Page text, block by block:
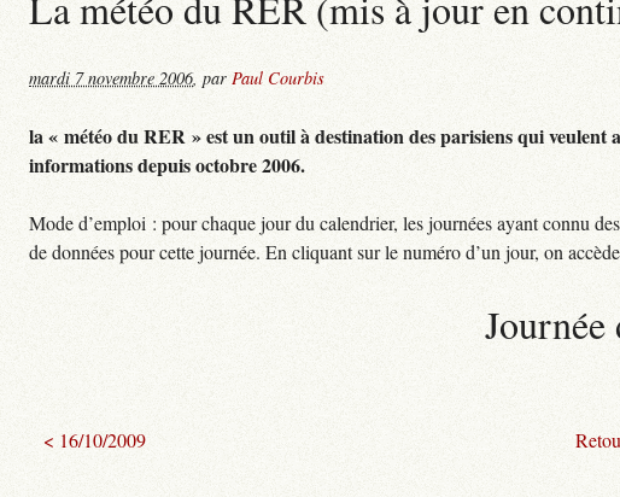
mardi 7 novembre 2006, par Paul Courbis
la « météo du RER » est un outil à destination des parisiens qui
informations depuis octobre 2006.
Mode d’emploi : pour chaque jour du calendrier, les journées ayant connu
de données pour cette journée. En cliquant sur le numéro d’un jour, on
< 16/10/2009